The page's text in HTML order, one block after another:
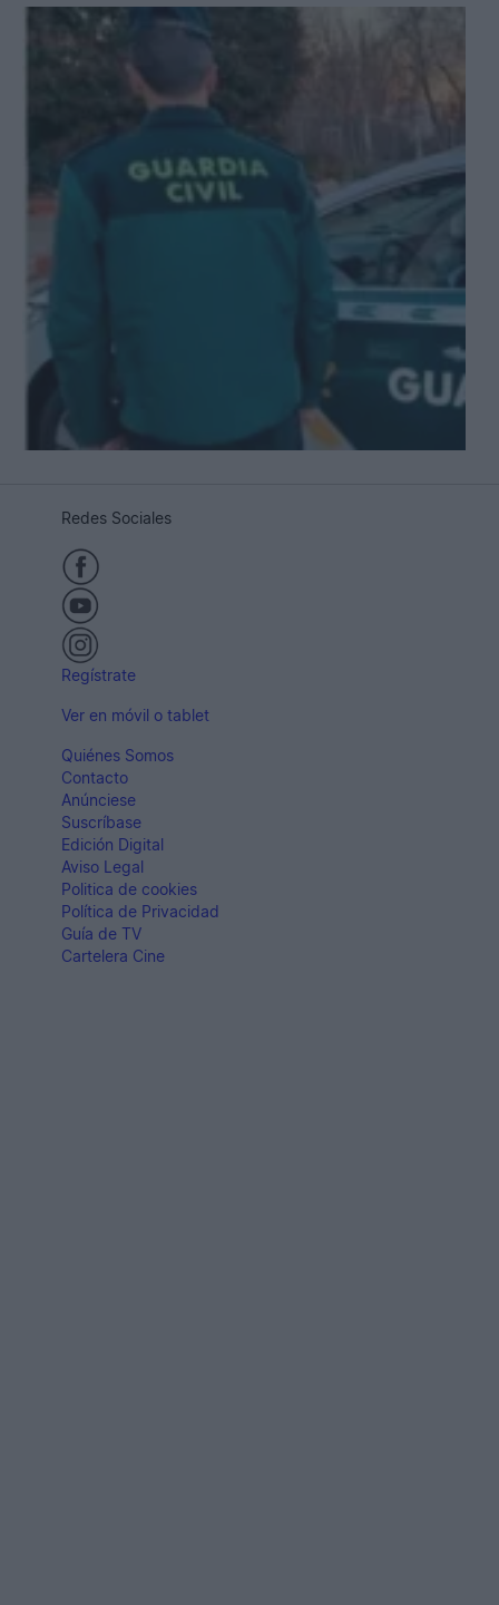
Redes Sociales
Regístrate
Ver en móvil o tablet
Quiénes Somos
Contacto
Anúnciese
Suscríbase
Edición Digital
Aviso Legal
Politica de cookies
Política de Privacidad
Guía de TV
Cartelera Cine